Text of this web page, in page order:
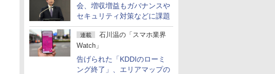
会、増収増益もガバナンスや
セキュリティ対策などに課題
連載
石川温の「スマホ業界
Watch」
告げられた「KDDIのローミ
ング終了」、エリアマップの